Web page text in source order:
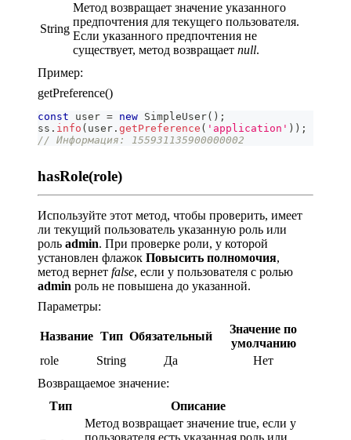
String
Метод возвращает значение указанного
предпочтения для текущего пользователя.
Если указанного предпочтения не
существует, метод возвращает null.
Пример:
getPreference()
const user = new SimpleUser( ) ;
ss . info ( user . getPreference ( 'application' ) ) ;
// Информация: 155931135900000002
hasRole(role)
Используйте этот метод, чтобы проверить, имеет
ли текущий пользователь указанную роль или
роль admin. При проверке роли, у которой
установлен флажок Повысить полномочия,
метод вернет false, если у пользователя с ролью
admin роль не повышена до указанной.
Параметры:
Название Тип Обязательный
Значение по
умолчанию
role
String Да
Нет
Возвращаемое значение:
Тип
Описание
Метод возвращает значение true, если у